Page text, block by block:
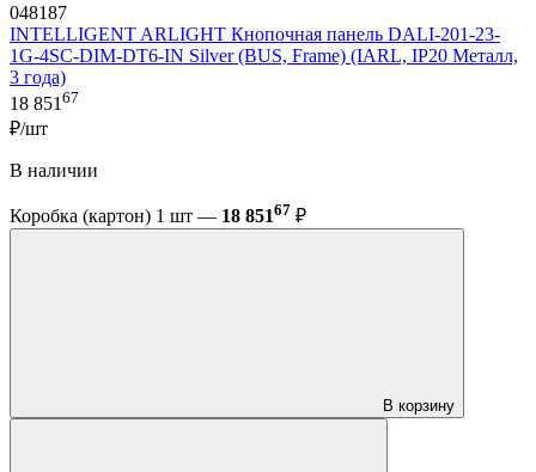
048187
INTELLIGENT ARLIGHT Кнопочная панель DALI-201-23-
1G-4SC-DIM-DT6-IN Silver (BUS, Frame) (IARL, IP20 Металл,
3 года)
18 851 67
₽/шт
В наличии
Коробка (картон) 1 шт — 18 85167 ₽
В корзину